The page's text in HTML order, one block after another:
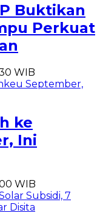
Buktikan
Perkuat
WIB
ke
Ini
WIB